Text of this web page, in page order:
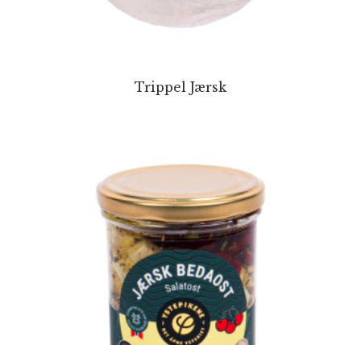
Trippel Jærsk